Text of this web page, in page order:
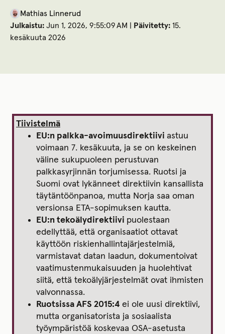
Mathias Linnerud
Julkaistu: Jun 1, 2026, 9:55:09 AM | Päivitetty: 15.
kesäkuuta 2026
Tiivistelmä
EU:n palkka-avoimuusdirektiivi astuu
voimaan 7. kesäkuuta, ja se on keskeinen
väline sukupuoleen perustuvan
palkkasyrjinnän torjumisessa. Ruotsi ja
Suomi ovat lykänneet direktiivin kansallista
täytäntöönpanoa, mutta Norja saa oman
versionsa ETA-sopimuksen kautta.
EU:n tekoälydirektiivi puolestaan
edellyttää, että organisaatiot ottavat
käyttöön riskienhallintajärjestelmiä,
varmistavat datan laadun, dokumentoivat
vaatimustenmukaisuuden ja huolehtivat
siitä, että tekoälyjärjestelmät ovat ihmisten
valvonnassa.
Ruotsissa AFS 2015:4 ei ole uusi direktiivi,
mutta organisatorista ja sosiaalista
työympäristöä koskevaa OSA-asetusta